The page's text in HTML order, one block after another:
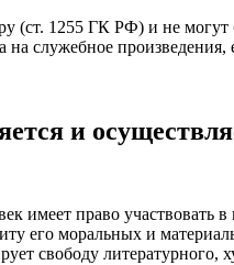
(ст. 1255 ГК РФ) и не
служебное
и
имеет право участвовать
его моральных и
свободу